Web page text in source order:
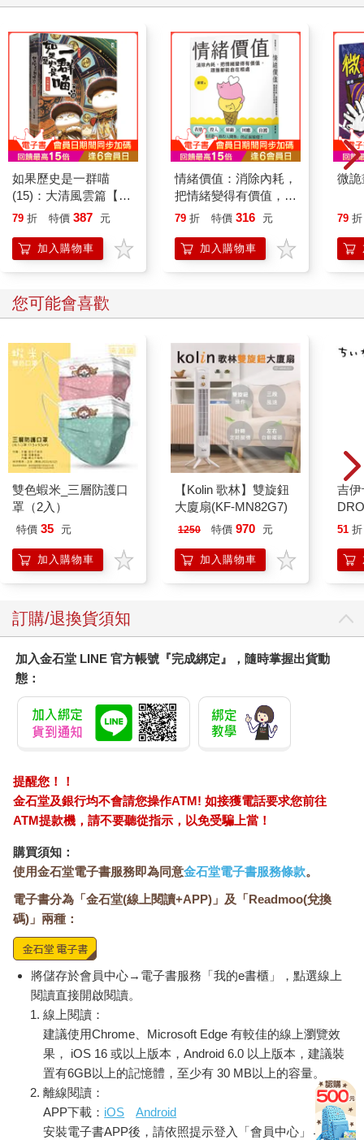
如果歷史是一群喵
(15)：大清風雲篇【萌
貓漫畫學歷史】
79 折 特價 387 元
加入購物車
情緒價值：消除內耗，
把情緒變得有價值，跟
誰都能自在相處
79 折 特價 316 元
加入購物車
微
79 折
您可能會喜歡
雙色蝦米_三層防護口
罩（2入）
特價 35 元
加入購物車
【Kolin 歌林】雙旋鈕
大廈扇(KF-MN82G7)
1250 特價 970 元
加入購物車
吉
水
兔
51 折
訂購/退換貨須知
加入金石堂 LINE 官方帳號『完成綁定』，隨時掌握出貨動
態：
提醒您！！
金石堂及銀行均不會請您操作ATM! 如接獲電話要求您前往
ATM提款機，請不要聽從指示，以免受騙上當！
購買須知：
使用金石堂電子書服務即為同意金石堂電子書服務條款。
電子書分為「金石堂(線上閱讀+APP)」及「Readmoo(兌換
碼)」兩種：
將儲存於會員中心→電子書服務「我的e書櫃」，點選線上
閱讀直接開啟閱讀。
線上閱讀：
建議使用Chrome、Microsoft Edge 有較佳的線上瀏覽效
果， iOS 16 或以上版本，Android 6.0 以上版本，建議裝
置有6GB以上的記憶體，至少有 30 MB以上的容量。
離線閱讀：
APP下載： iOS
Android
安裝電子書APP後，請依照提示登入「會員中心」→「我